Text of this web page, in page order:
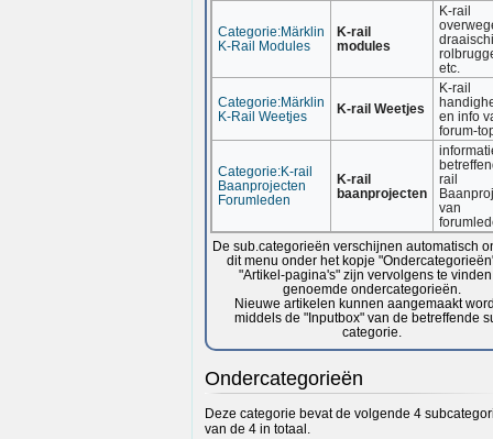
Categorie:Märklin
K-Rail Modules
K-rail
modules
K-rail
etc.
Categorie:Märklin
K-Rail Weetjes
K-rail Weetjes
K-rail
en info
forum-
Categorie:K-rail
Baanprojecten
Forumleden
K-rail
baanprojecten
rail
van
De sub.categorieën verschijnen automatisch
dit menu onder het kopje
"Artikel-pagina's" zijn vervolgens te
genoemde ondercategorieën.
Nieuwe artikelen kunnen aangemaakt
middels de "Inputbox" van de betreffende
categorie.
Ondercategorieën
Deze categorie bevat de volgende 4
van de 4 in totaal.